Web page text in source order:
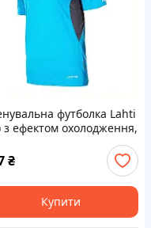
футболка Lahti
з ефектом охолодження,
₴
Купити